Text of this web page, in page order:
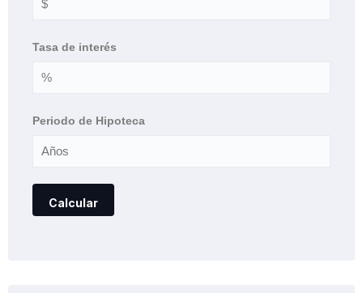
Tasa de interés
Periodo de Hipoteca